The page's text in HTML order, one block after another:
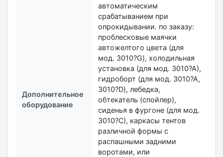
Дополнительное
оборудование
автоматическим
срабатыванием при
опрокидывании. по заказу:
проблесковые маячки
автожелтого цвета (для
мод. 3010?G), холодильная
установка (для мод. 3010?А),
гидроборт (для мод. 3010?А,
3010?D), лебедка,
обтекатель (спойлер),
сиденья в фургоне (для мод.
3010?С), каркасы тентов
различной формы с
распашными задними
воротами, или